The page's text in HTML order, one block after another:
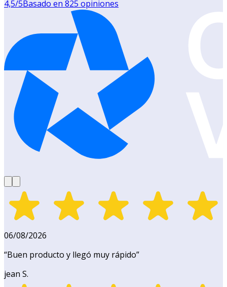
4,5/5Basado en 825 opiniones
06/08/2026
“Buen producto y llegó muy rápido”
jean S.